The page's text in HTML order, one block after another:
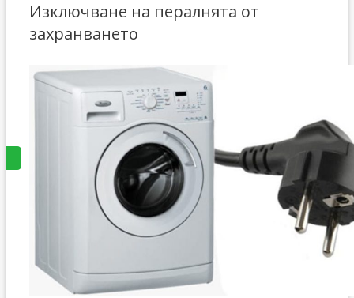
Изключване на пералнята от
захранването